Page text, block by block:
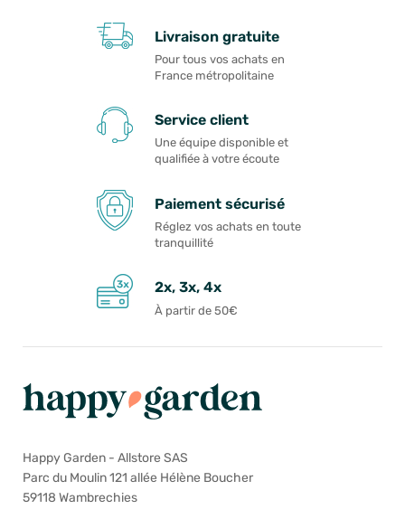
Livraison gratuite
Pour tous vos achats en
France métropolitaine
Service client
Une équipe disponible et
qualifiée à votre écoute
Paiement sécurisé
Réglez vos achats en toute
tranquillité
2x, 3x, 4x
À partir de 50€
Happy Garden - Allstore SAS
Parc du Moulin 121 allée Hélène Boucher
59118 Wambrechies